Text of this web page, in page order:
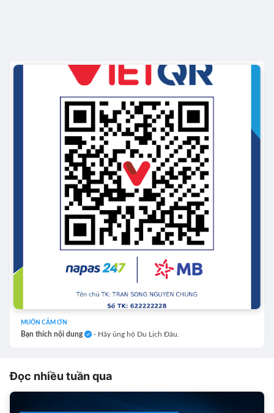
MUỐN CẢM ƠN
Bạn thích nội dung - Hãy ủng hộ Du Lịch Đâu.
Đọc nhiều tuần qua